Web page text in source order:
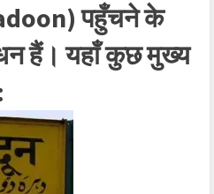
पहुँचने के
हैं। यहाँ कुछ मुख्य